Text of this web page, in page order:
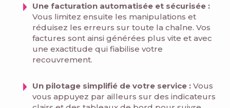
Une facturation automatisée et sécurisée :
Vous limitez ensuite les manipulations et
réduisez les erreurs sur toute la chaîne. Vos
factures sont ainsi générées plus vite et avec
une exactitude qui fiabilise votre
recouvrement.
Un pilotage simplifié de votre service : Vous
vous appuyez par ailleurs sur des indicateurs